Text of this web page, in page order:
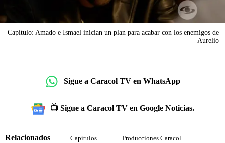
Capítulo: Amado e Ismael inician un plan para acabar con los enemigos de
Aurelio
Sigue a Caracol TV en WhatsApp
📺 Sigue a Caracol TV en Google Noticias.
Relacionados Capítulos Producciones Caracol